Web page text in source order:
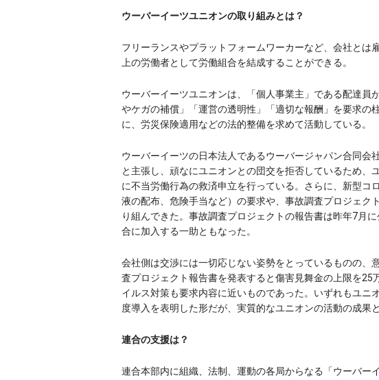
ウーバーイーツユニオンの取り組みとは？
フリーランスやプラットフォームワーカーなど、会社とは
上の労働者として労働組合を結成することができる。
ウーバーイーツユニオンは、「個人事業主」である配達員
やケガの補償」「運営の透明性」「適切な報酬」を要求の
に、労災保険適用などの法的整備を求めて活動している。
ウーバーイーツの日本法人であるウーバージャパン合同会
と主張し、頑なにユニオンとの団交を拒否しているため、
に不当労働行為の救済申立を行っている。さらに、新型コ
液の配布、危険手当など）の要求や、事故調査プロジェク
り組んできた。事故調査プロジェクトの報告書は昨年7月
合に加入する一助ともなった。
会社側は交渉には一切応じない姿勢をとっているものの、
査プロジェクト報告書を発表すると傷害見舞金の上限を25
イルス対策も要求内容に近いものであった。いずれもユニ
度導入を表明した形だが、実質的なユニオンの活動の成果
連合の支援は？
連合本部内に組織、法制、運動の各局からなる「ウーバー